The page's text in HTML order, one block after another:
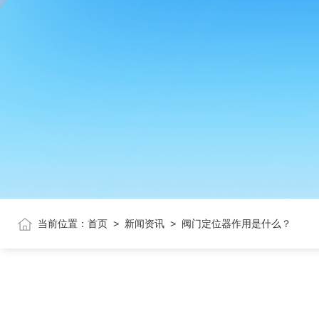
当前位置： 首页 > 新闻资讯 > 阀门定位器作用是什么？